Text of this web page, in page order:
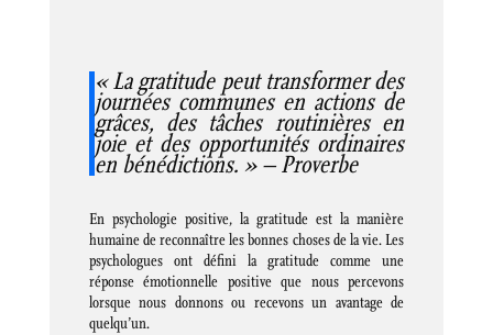
« La gratitude peut transformer des
journées communes en actions de
grâces, des tâches routinières en
joie et des opportunités ordinaires
en bénédictions. » – Proverbe
En psychologie positive, la gratitude est la manière
humaine de reconnaître les bonnes choses de la vie. Les
psychologues ont défini la gratitude comme une
réponse émotionnelle positive que nous percevons
lorsque nous donnons ou recevons un avantage de
quelqu’un.